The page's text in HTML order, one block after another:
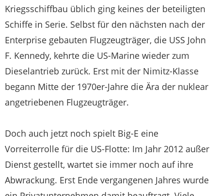
Kriegsschiffbau üblich ging keines der beteiligten
Schiffe in Serie. Selbst für den nächsten nach der
Enterprise gebauten Flugzeugträger, die USS John
F. Kennedy, kehrte die US-Marine wieder zum
Dieselantrieb zurück. Erst mit der Nimitz-Klasse
begann Mitte der 1970er-Jahre die Ära der nuklear
angetriebenen Flugzeugträger.
Doch auch jetzt noch spielt Big-E eine
Vorreiterrolle für die US-Flotte: Im Jahr 2012 außer
Dienst gestellt, wartet sie immer noch auf ihre
Abwrackung. Erst Ende vergangenen Jahres wurde